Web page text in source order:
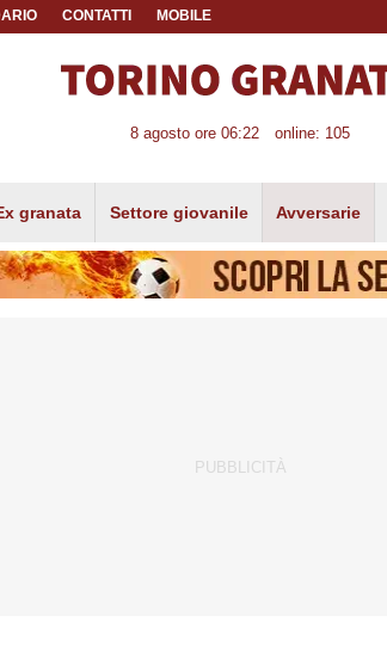
CONTATTI MOBILE
8 agosto ore 06:22 online: 105
granata Settore giovanile Avversarie